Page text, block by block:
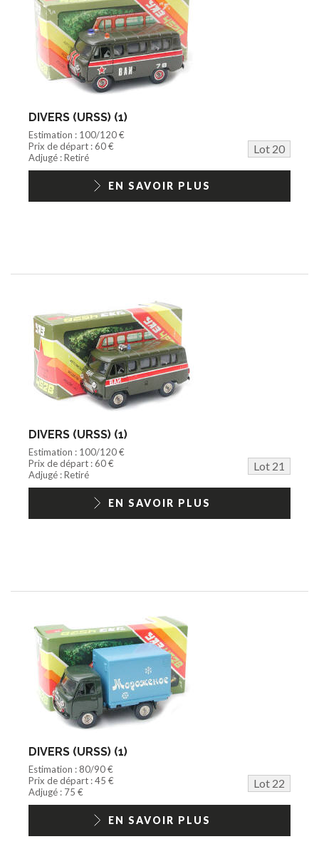
DIVERS (URSS) (1)
Estimation : 100/120 €
Prix de départ : 60 €
Lot 20
Adjugé : Retiré
EN SAVOIR PLUS
DIVERS (URSS) (1)
Estimation : 100/120 €
Prix de départ : 60 €
Lot 21
Adjugé : Retiré
EN SAVOIR PLUS
DIVERS (URSS) (1)
Estimation : 80/90 €
Prix de départ : 45 €
Lot 22
Adjugé : 75 €
EN SAVOIR PLUS